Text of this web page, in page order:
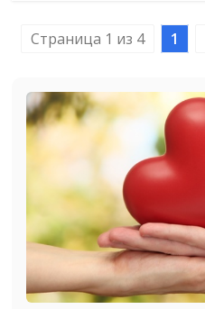
Страница 1 из 4 1